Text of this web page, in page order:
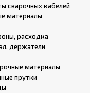
сварочных кабелей
материалы
расходка
держатели
материалы
прутки